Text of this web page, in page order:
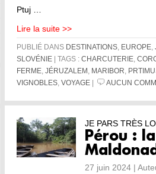
Ptuj …
Lire la suite >>
PUBLIÉ DANS DESTINATIONS EUROPE
SLOVÉNIE | TAGS : CHARCUTERIE
FERME JÉRUZALEM MARIBOR
VIGNOBLES VOYAGE AUCUN
JE PARS TRÈS
Pérou :
27 juin 2024 |